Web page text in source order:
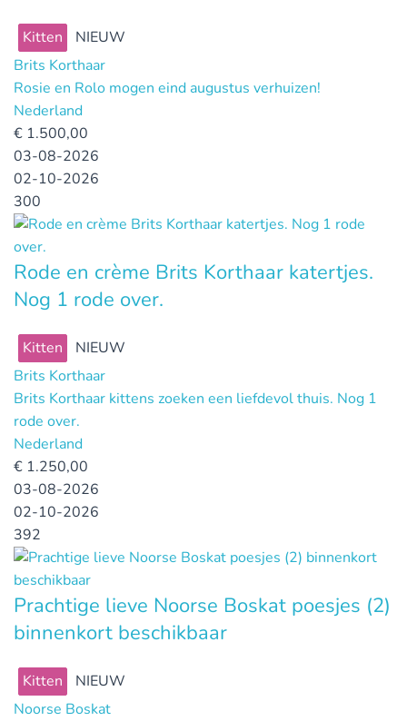
Kitten
NIEUW
Brits Korthaar
Rosie en Rolo mogen eind augustus verhuizen!
Nederland
€ 1.500,00
03-08-2026
02-10-2026
300
Rode en crème Brits Korthaar katertjes.
Nog 1 rode over.
Kitten
NIEUW
Brits Korthaar
Brits Korthaar kittens zoeken een liefdevol thuis. Nog 1
rode over.
Nederland
€ 1.250,00
03-08-2026
02-10-2026
392
Prachtige lieve Noorse Boskat poesjes (2)
binnenkort beschikbaar
Kitten
NIEUW
Noorse Boskat